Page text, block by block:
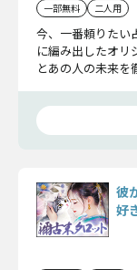
一部無料 二人用
今、一番頼りた
に編み出したオリ
とあの人の未来を
彼
好